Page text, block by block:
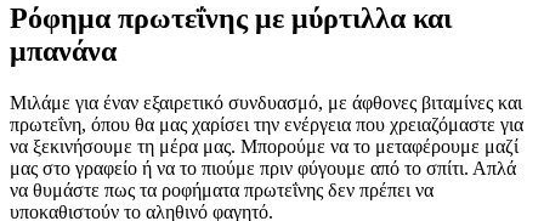
Ρόφημα πρωτεΐνης με μύρτιλλα και
μπανάνα
Μιλάμε για έναν εξαιρετικό συνδυασμό, με άφθονες βιταμίνες και
πρωτεΐνη, όπου θα μας χαρίσει την ενέργεια που χρειαζόμαστε για
να ξεκινήσουμε τη μέρα μας. Μπορούμε να το μεταφέρουμε μαζί
μας στο γραφείο ή να το πιούμε πριν φύγουμε από το σπίτι. Απλά
να θυμάστε πως τα ροφήματα πρωτεΐνης δεν πρέπει να
υποκαθιστούν το αληθινό φαγητό.